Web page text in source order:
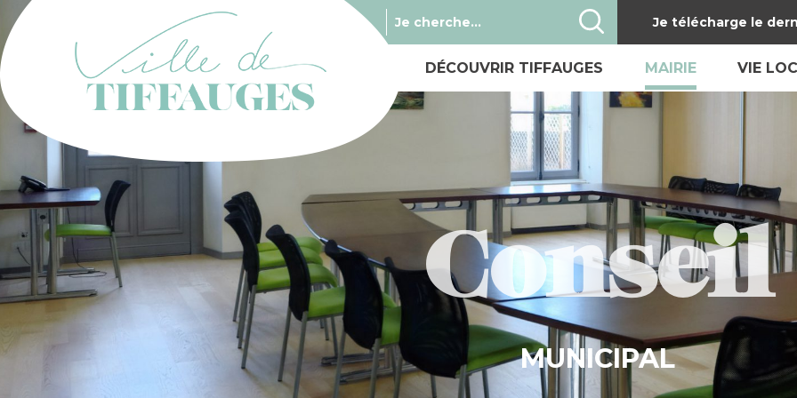
Je télécharge le
DÉCOUVRIR TIFFAUGES
Présentation de Tiffauges
Parcours historique
Le château de Barbe-Bleue
Les Médiévales
Hébergement, restauration
Tiffauges en photos
Plans de la commune
MAIRIE
Liste des
Démarches
Urbanisme
Conseil Municipal
Réservation de
VIE
Vie
Conseil
MUNICIPAL